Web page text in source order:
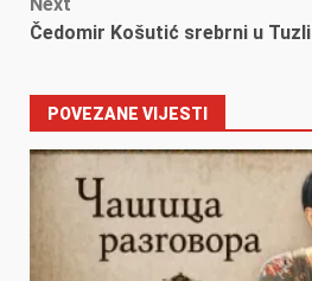
Čedomir Košutić srebrni u Tuzli
POVEZANE VIJESTI